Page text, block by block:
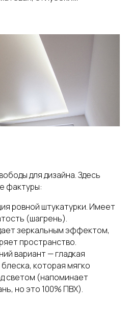
для дизайна. Здесь
фактуры:
ровной штукатурки. Имеет
(шагрень).
зеркальным эффектом,
пространство.
вариант — гладкая
которая мягко
светом (напоминает
но это 100% ПВХ).
звонок
вопросы
мне